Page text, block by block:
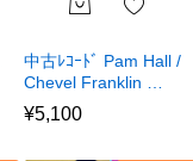
中古ﾚｺｰﾄﾞ Pam Hall /
Chevel Franklin …
¥5,100